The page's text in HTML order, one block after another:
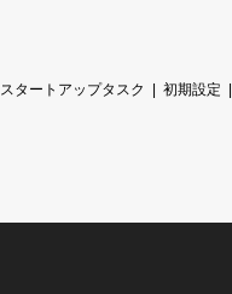
スタートアップタスク 初期設定